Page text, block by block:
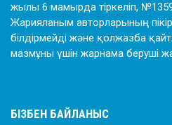
жылы 6 мамырда тіркеліп,
Жарияланым авторларының
білдірмейді және қолжазба
мазмұны үшін жарнама беруші
БІЗБЕН БАЙЛАНЫС